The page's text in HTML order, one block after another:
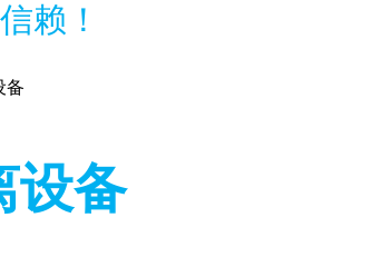
赖！
设备